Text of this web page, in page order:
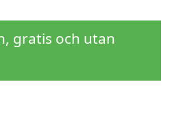
gratis och utan